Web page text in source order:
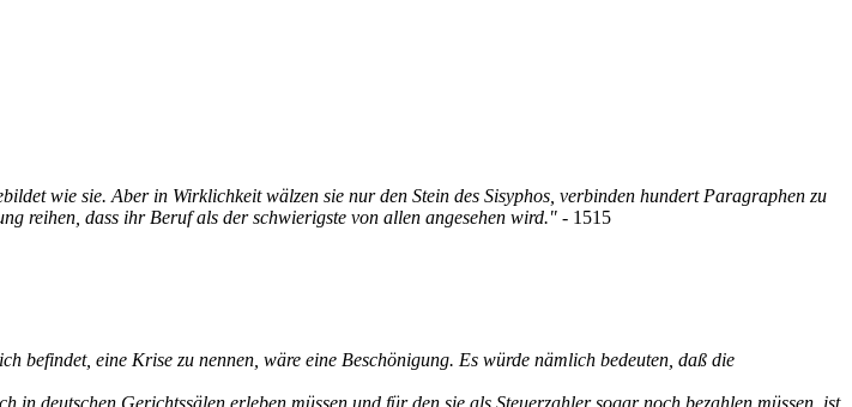
wie sie. Aber in Wirklichkeit wälzen sie nur den Stein des Sisyphos, verbinden hundert Paragraphen zu
reihen, dass ihr Beruf als der schwierigste von allen angesehen wird." - 1515
befindet, eine Krise zu nennen, wäre eine Beschönigung. Es würde nämlich bedeuten, daß die
deutschen Gerichtssälen erleben müssen und für den sie als Steuerzahler sogar noch bezahlen müssen, ist